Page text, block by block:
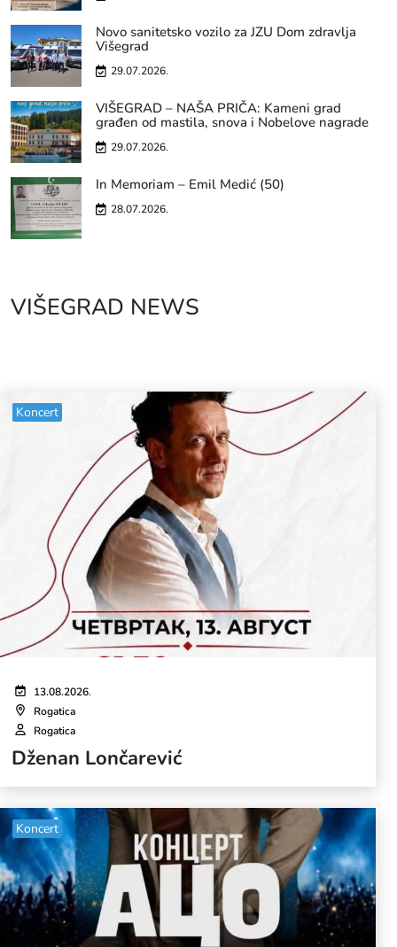
Novo sanitetsko vozilo za JZU Dom zdravlja
Višegrad
29.07.2026.
VIŠEGRAD – NAŠA PRIČA: Kameni grad
građen od mastila, snova i Nobelove nagrade
29.07.2026.
In Memoriam – Emil Medić (50)
28.07.2026.
VIŠEGRAD NEWS
Koncert
13.08.2026.
Rogatica
Rogatica
Dženan Lončarević
Koncert